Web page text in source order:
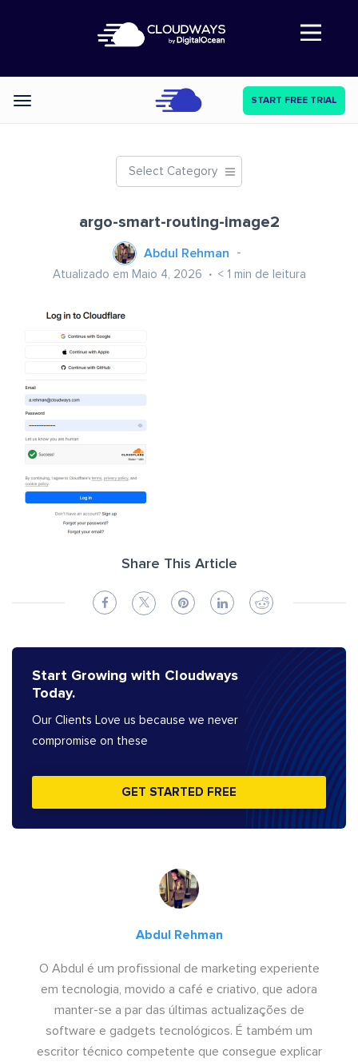
Abre a navegação
Categories START FREE TRIAL
Select Category
argo-smart-routing-image2
Abdul Rehman
Atualizado em Maio 4, 2026 < 1 min de leitura
Share This Article
Start Growing with Cloudways
Today.
Our Clients Love us because we never
compromise on these
GET STARTED FREE
Abdul Rehman
O Abdul é um profissional de marketing experiente
em tecnologia, movido a café e criativo, que adora
manter-se a par das últimas actualizações de
software e gadgets tecnológicos. É também um
escritor técnico competente que consegue explicar